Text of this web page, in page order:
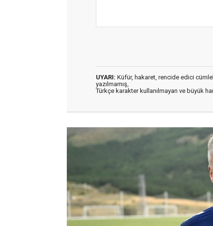
UYARI: Küfür, hakaret, rencide edici
yazılmamış,
Türkçe karakter kullanılmayan ve büyük